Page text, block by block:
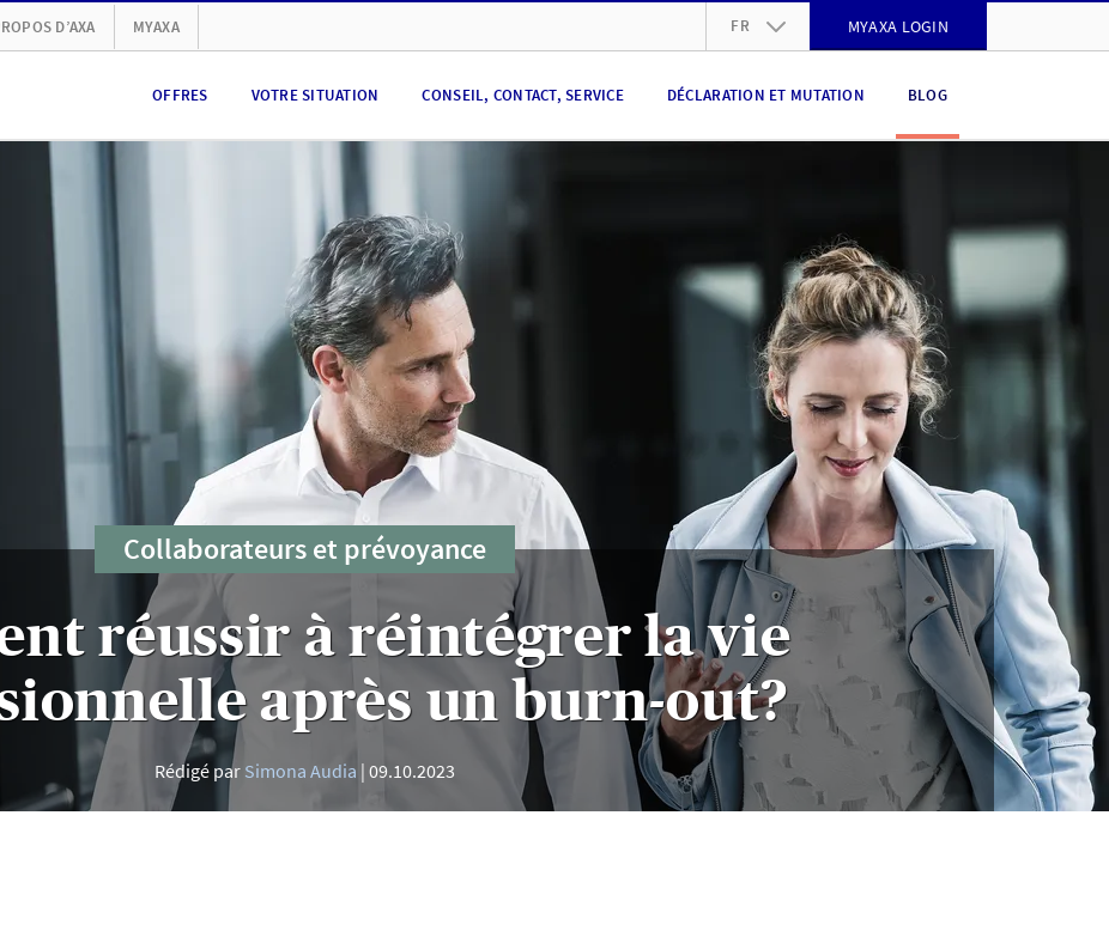
D’AXA MYAXA FR MYAXA LOGIN
OFFRES VOTRE SITUATION CONSEIL, CONTACT, SERVICE DÉCLARATION ET MUTATION BLOG
Collaborateurs et prévoyance
réussir à réintégrer la vie
après un burn-out?
Rédigé par Simona Audia 09.10.2023